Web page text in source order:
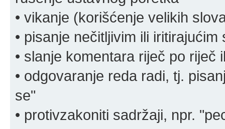
• vikanje (korišćenje velikih
• pisanje nečitljivim ili iritirajućim
• slanje komentara riječ po riječ
• odgovaranje reda radi, tj.
se"
• protivzakoniti sadržaji, npr.